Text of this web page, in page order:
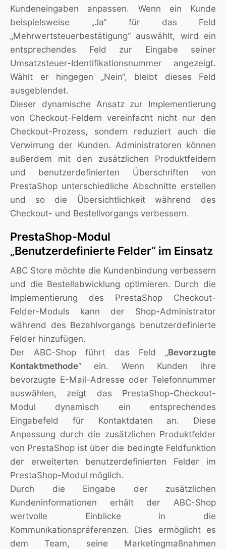
Kundeneingaben anpassen. Wenn ein Kunde
beispielsweise „Ja“ für das Feld
„Mehrwertsteuerbestätigung“ auswählt, wird ein
entsprechendes Feld zur Eingabe seiner
Umsatzsteuer-Identifikationsnummer angezeigt.
Wählt er hingegen „Nein“, bleibt dieses Feld
ausgeblendet.
Dieser dynamische Ansatz zur Implementierung
von Checkout-Feldern vereinfacht nicht nur den
Checkout-Prozess, sondern reduziert auch die
Verwirrung der Kunden. Administratoren können
außerdem mit den zusätzlichen Produktfeldern
und benutzerdefinierten Überschriften von
PrestaShop unterschiedliche Abschnitte erstellen
und so die Übersichtlichkeit während des
Checkout- und Bestellvorgangs verbessern.
PrestaShop-Modul
„Benutzerdefinierte Felder“ im Einsatz
ABC Store möchte die Kundenbindung verbessern
und die Bestellabwicklung optimieren. Durch die
Implementierung des PrestaShop Checkout-
Felder-Moduls kann der Shop-Administrator
während des Bezahlvorgangs benutzerdefinierte
Felder hinzufügen.
Der ABC-Shop führt das Feld „Bevorzugte
Kontaktmethode“ ein. Wenn Kunden ihre
bevorzugte E-Mail-Adresse oder Telefonnummer
auswählen, zeigt das PrestaShop-Checkout-
Modul dynamisch ein entsprechendes
Eingabefeld für Kontaktdaten an. Diese
Anpassung durch die zusätzlichen Produktfelder
von PrestaShop ist über die bedingte Feldfunktion
der erweiterten benutzerdefinierten Felder im
PrestaShop-Modul möglich.
Durch die Eingabe der zusätzlichen
Kundeninformationen erhält der ABC-Shop
wertvolle Einblicke in die
Kommunikationspräferenzen. Dies ermöglicht es
dem Team, seine Marketingmaßnahmen